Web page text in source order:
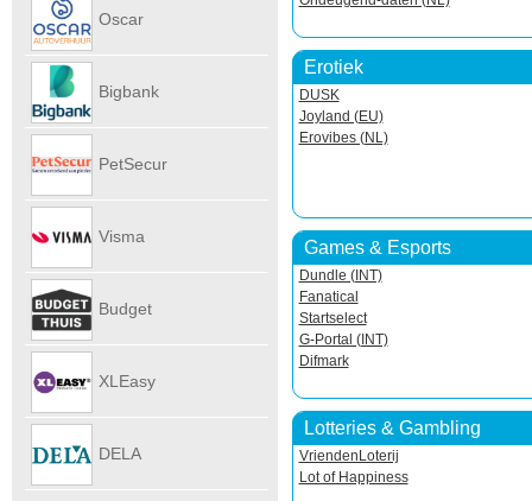
Erotiek
DUSK
Joyland (EU)
Erovibes (NL)
Games & Esports
Dundle (INT)
Fanatical
Startselect
G-Portal (INT)
Difmark
Lotteries & Gambling
VriendenLoterij
Lot of Happiness
Oscar
Bigbank
PetSecur
Visma
Budget
XLEasy
DELA